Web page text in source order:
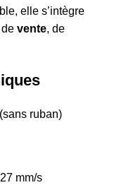
elle s’intègre
vente, de
ruban)
mm/s